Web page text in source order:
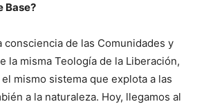
Base?
consciencia de las Comunidades y
la misma Teología de la Liberación,
mismo sistema que explota a las
a la naturaleza. Hoy, llegamos al